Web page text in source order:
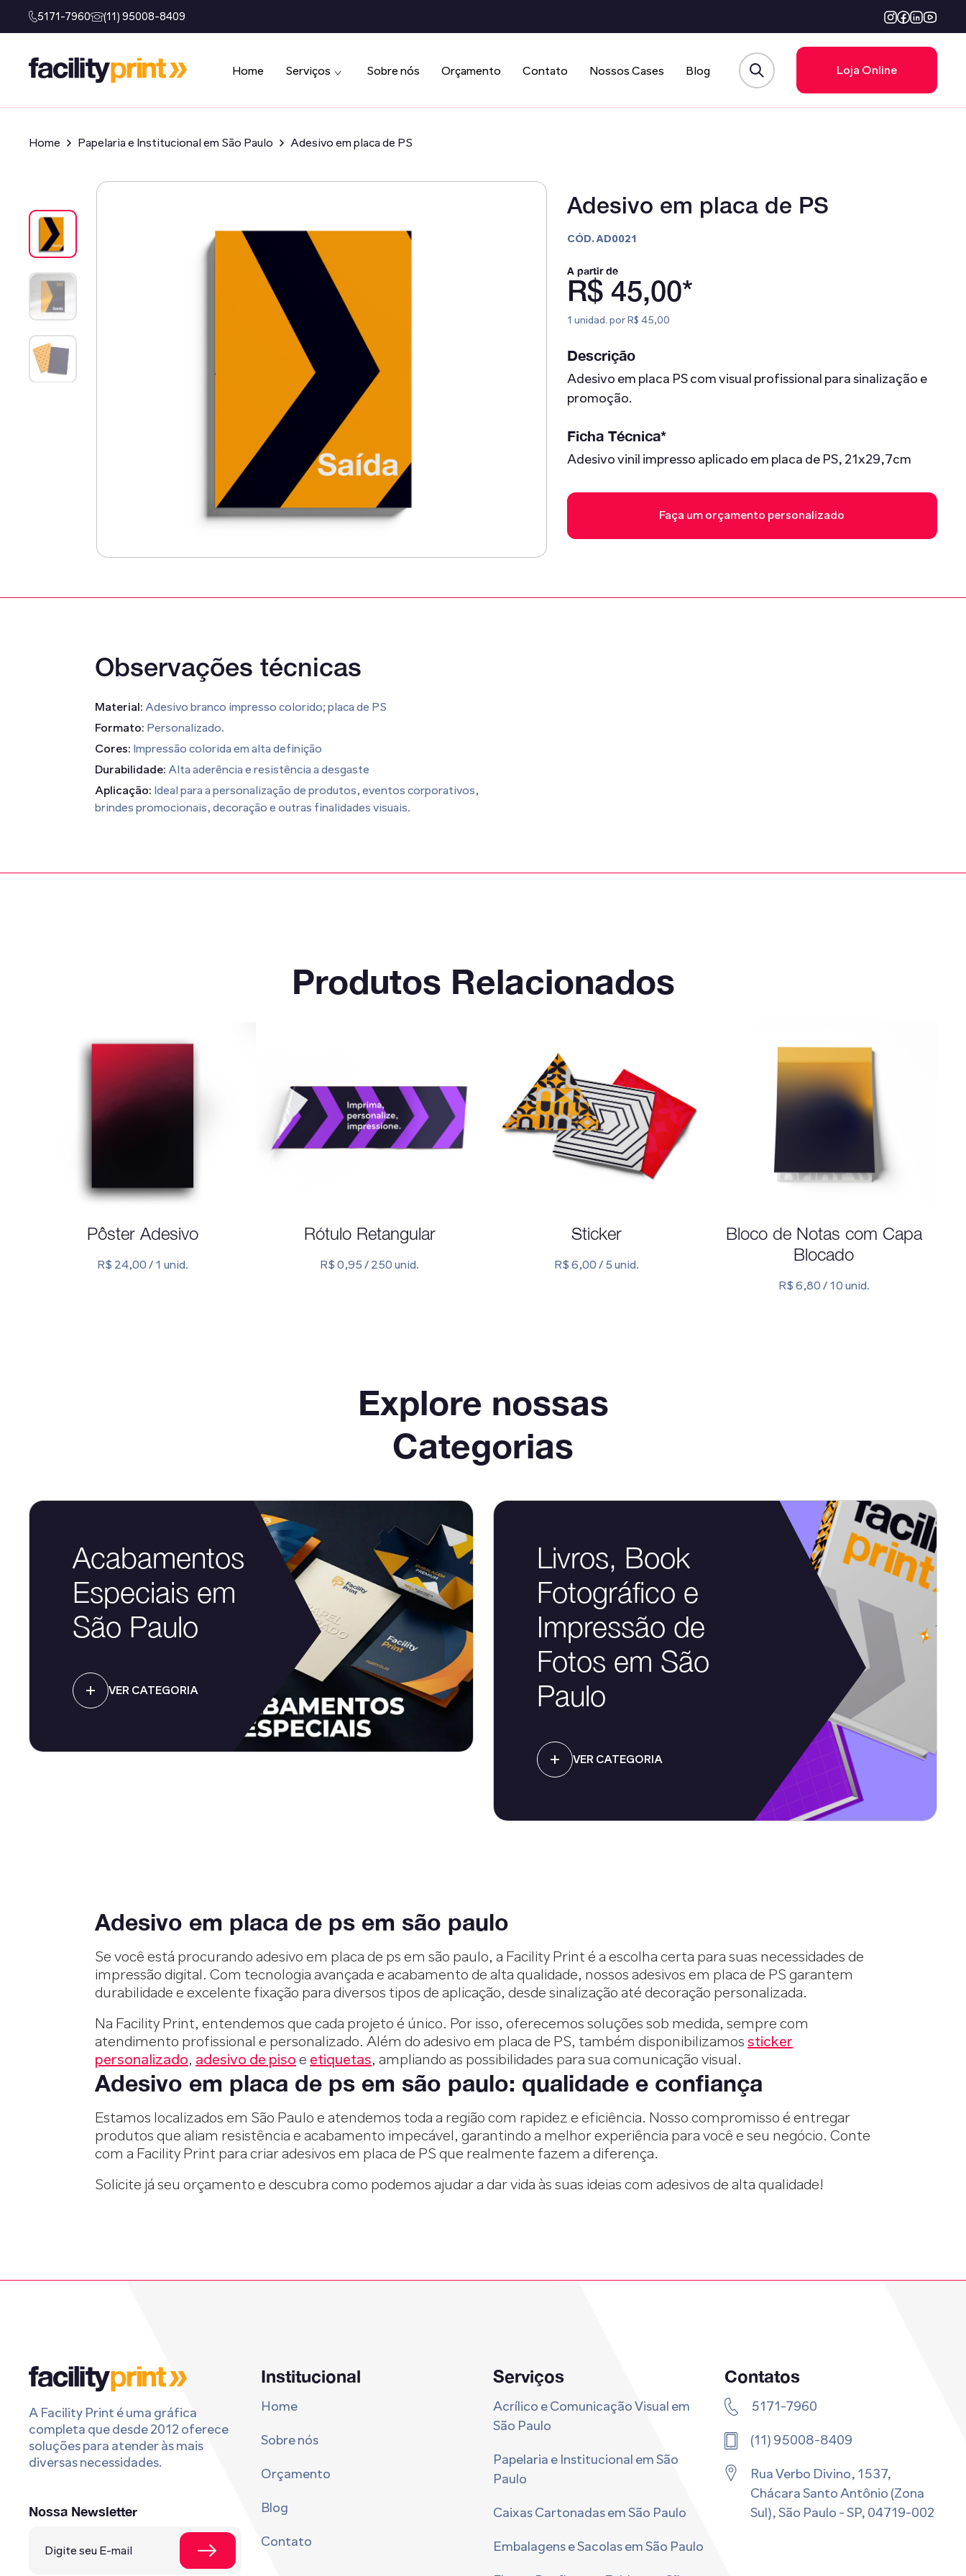
5171-7960 (11) 95008-8409
Home Serviços Sobre nós Orçamento Contato Nossos Cases Blog Loja Online
Home Papelaria e Institucional em São Paulo Adesivo em placa de PS
Adesivo em placa de PS
CÓD. AD0021
A partir de
R$ 45,00*
1 unidad. por R$ 45,00
Descrição
Adesivo em placa PS com visual profissional para sinalização e
promoção.
Ficha Técnica*
Adesivo vinil impresso aplicado em placa de PS, 21x29,7cm
Faça um orçamento personalizado
Observações técnicas
Material: Adesivo branco impresso colorido; placa de PS
Formato: Personalizado.
Cores: Impressão colorida em alta definição
Durabilidade: Alta aderência e resistência a desgaste
Aplicação: Ideal para a personalização de produtos, eventos corporativos,
brindes promocionais, decoração e outras finalidades visuais.
Produtos Relacionados
Pôster Adesivo
R$ 24,00 / 1 unid.
Rótulo Retangular
R$ 0,95 / 250 unid.
Sticker
R$ 6,00 / 5 unid.
Bloco de Notas com Capa
Blocado
R$ 6,80 / 10 unid.
Explore nossas
Categorias
Acabamentos
Especiais em
São Paulo
VER CATEGORIA
Livros, Book
Fotográfico e
Impressão de
Fotos em São
Paulo
VER CATEGORIA
Adesivo em placa de ps em são paulo
Se você está procurando adesivo em placa de ps em são paulo, a Facility Print é a escolha certa para suas necessidades de
impressão digital. Com tecnologia avançada e acabamento de alta qualidade, nossos adesivos em placa de PS garantem
durabilidade e excelente fixação para diversos tipos de aplicação, desde sinalização até decoração personalizada.
Na Facility Print, entendemos que cada projeto é único. Por isso, oferecemos soluções sob medida, sempre com
atendimento profissional e personalizado. Além do adesivo em placa de PS, também disponibilizamos sticker
personalizado, adesivo de piso e etiquetas, ampliando as possibilidades para sua comunicação visual.
Adesivo em placa de ps em são paulo: qualidade e confiança
Estamos localizados em São Paulo e atendemos toda a região com rapidez e eficiência. Nosso compromisso é entregar
produtos que aliam resistência e acabamento impecável, garantindo a melhor experiência para você e seu negócio. Conte
com a Facility Print para criar adesivos em placa de PS que realmente fazem a diferença.
Solicite já seu orçamento e descubra como podemos ajudar a dar vida às suas ideias com adesivos de alta qualidade!
A Facility Print é uma gráfica
completa que desde 2012 oferece
soluções para atender às mais
diversas necessidades.
Nossa Newsletter
Institucional
Home
Sobre nós
Orçamento
Blog
Contato
Serviços
Acrílico e Comunicação Visual em
São Paulo
Papelaria e Institucional em São
Paulo
Caixas Cartonadas em São Paulo
Embalagens e Sacolas em São Paulo
Contatos
5171-7960
(11) 95008-8409
Rua Verbo Divino, 1537,
Chácara Santo Antônio (Zona
Sul), São Paulo - SP, 04719-002 ​